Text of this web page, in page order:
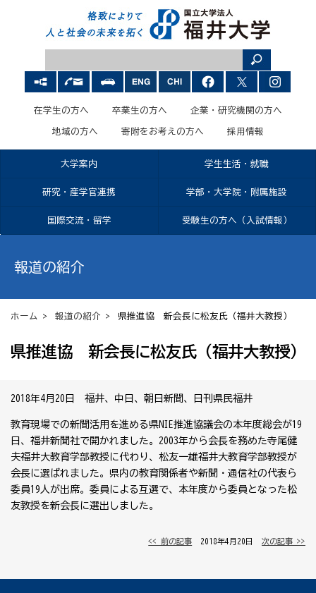
在学生の方へ 卒業生の方へ 企業・研究機関の方へ
地域の方へ 寄附をお考えの方へ 採用情報
大学案内 学生生活・就職
研究・産学官連携 学部・大学院・附属施設
国際交流・留学 受験生の方へ（入試情報）
報道の紹介
ホーム > 報道の紹介 > 県推進協 新会長に松友氏（福井大教授）
県推進協 新会長に松友氏（福井大教授）
2018年4月20日 福井、中日、朝日新聞、日刊県民福井
教育現場での新聞活用を進める県NIE推進協議会の本年度総会が19
日、福井新聞社で開かれました。2003年から会長を務めた寺尾健
夫福井大教育学部教授に代わり、松友一雄福井大教育学部教授が
会長に選ばれました。県内の教育関係者や新聞・通信社の代表ら
委員19人が出席。委員による互選で、本年度から委員となった松
友教授を新会長に選出しました。
<< 前の記事 │ 2018年4月20日 │次の記事 >>